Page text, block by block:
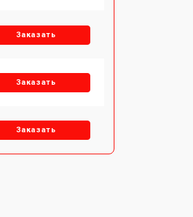
Заказать
Заказать
Заказать